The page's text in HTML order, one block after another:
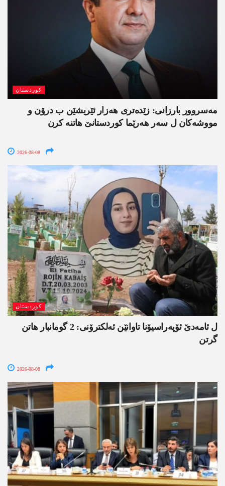
کوردستان
مەسروور بارزانی: زێدەتری ھەزار ئێریشێن ب درۆن و
مووشەکان ل سەر ھەرێما کوردستانێ ھاتنە کرن
2026-08-08
کوردستان
ل ئامەدێ ئۆپەراسیۆنا تاوانێن ئەلکترۆنی: 2 گومانبار ھاتن
گرتن
2026-08-08